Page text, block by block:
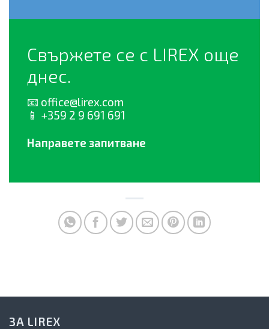
Свържете се с LIREX още
днес.
📧 office@lirex.com
📱 +359 2 9 691 691
Направете запитване
ЗА LIREX